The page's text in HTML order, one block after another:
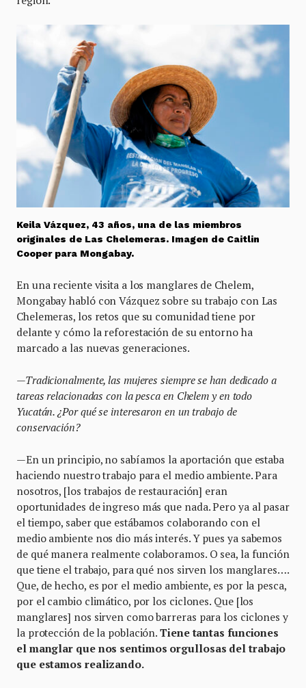
Keila Vázquez, 43 años, una de las miembros
originales de Las Chelemeras. Imagen de Caitlin
Cooper para Mongabay.
En una reciente visita a los manglares de Chelem,
Mongabay habló con Vázquez sobre su trabajo con Las
Chelemeras, los retos que su comunidad tiene por
delante y cómo la reforestación de su entorno ha
marcado a las nuevas generaciones.
—Tradicionalmente, las mujeres siempre se han dedicado a
tareas relacionadas con la pesca en Chelem y en todo
Yucatán. ¿Por qué se interesaron en un trabajo de
conservación?
—En un principio, no sabíamos la aportación que estaba
haciendo nuestro trabajo para el medio ambiente. Para
nosotros, [los trabajos de restauración] eran
oportunidades de ingreso más que nada. Pero ya al pasar
el tiempo, saber que estábamos colaborando con el
medio ambiente nos dio más interés. Y pues ya sabemos
de qué manera realmente colaboramos. O sea, la función
que tiene el trabajo, para qué nos sirven los manglares….
Que, de hecho, es por el medio ambiente, es por la pesca,
por el cambio climático, por los ciclones. Que [los
manglares] nos sirven como barreras para los ciclones y
la protección de la población.Tiene tantas funciones
el manglar que nos sentimos orgullosas del trabajo
que estamos realizando.